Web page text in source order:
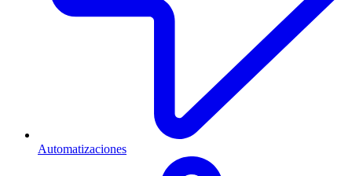
Automatizaciones